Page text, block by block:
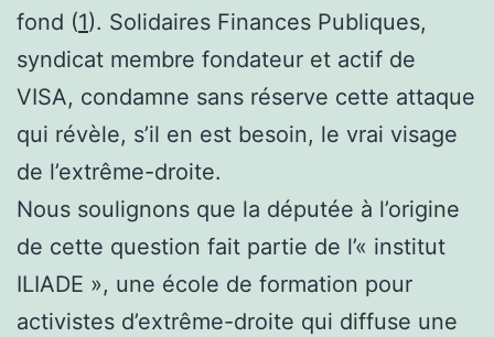
fond (1). Solidaires Finances Publiques,
syndicat membre fondateur et actif de
VISA, condamne sans réserve cette attaque
qui révèle, s’il en est besoin, le vrai visage
de l’extrême-droite.
Nous soulignons que la députée à l’origine
de cette question fait partie de l’« institut
ILIADE », une école de formation pour
activistes d’extrême-droite qui diffuse une